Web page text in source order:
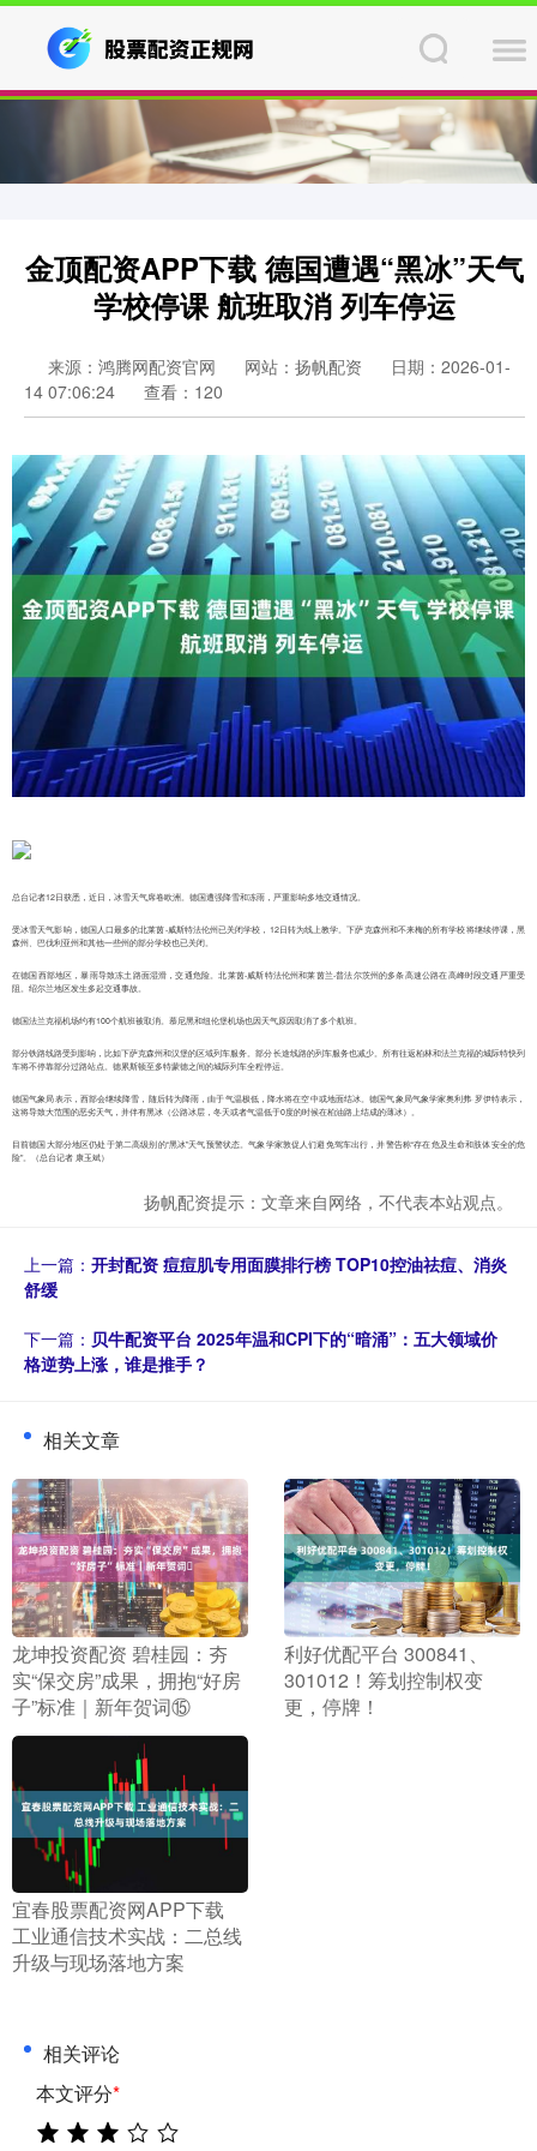
金顶配资APP下载 德国遭遇“黑冰”天气
学校停课 航班取消 列车停运
来源：鸿腾网配资官网 网站：扬帆配资
日期：2026-01-
14 07:06:24
查看：120
总台记者12日获悉，近日，冰雪天气席卷欧洲。德国遭强降雪和冻雨，严重影响多地交通情况。
受冰雪天气影响，德国人口最多的北莱茵-威斯特法伦州已关闭学校，12日转为线上教学。下萨克森州和不来梅的所有学校将继续停课，黑
森州、巴伐利亚州和其他一些州的部分学校也已关闭。
在德国西部地区，暴雨导致冻土路面湿滑，交通危险。北莱茵-威斯特法伦州和莱茵兰-普法尔茨州的多条高速公路在高峰时段交通严重受
阻。绍尔兰地区发生多起交通事故。
德国法兰克福机场约有100个航班被取消。慕尼黑和纽伦堡机场也因天气原因取消了多个航班。
部分铁路线路受到影响，比如下萨克森州和汉堡的区域列车服务。部分长途线路的列车服务也减少。所有往返柏林和法兰克福的城际特快列
车将不停靠部分过路站点。德累斯顿至多特蒙德之间的城际列车全程停运。
德国气象局表示，西部会继续降雪，随后转为降雨，由于气温极低，降水将在空中或地面结冰。德国气象局气象学家奥利弗·罗伊特表示，
这将导致大范围的恶劣天气，并伴有黑冰（公路冰层，冬天或者气温低于0度的时候在柏油路上结成的薄冰）。
目前德国大部分地区仍处于第二高级别的“黑冰”天气预警状态。气象学家敦促人们避免驾车出行，并警告称“存在危及生命和肢体安全的危
险”。（总台记者 康玉斌）
扬帆配资提示：文章来自网络，不代表本站观点。
上一篇： 开封配资 痘痘肌专用面膜排行榜 TOP10控油祛痘、消炎
舒缓
下一篇： 贝牛配资平台 2025年温和CPI下的“暗涌”：五大领域价
格逆势上涨，谁是推手？
相关文章
​龙坤投资配资 碧桂园：夯
实“保交房”成果，拥抱“好房
子”标准｜新年贺词⑮
​利好优配平台 300841、
301012！筹划控制权变
更，停牌！
​宜春股票配资网APP下载
工业通信技术实战：二总线
升级与现场落地方案
相关评论
本文评分*